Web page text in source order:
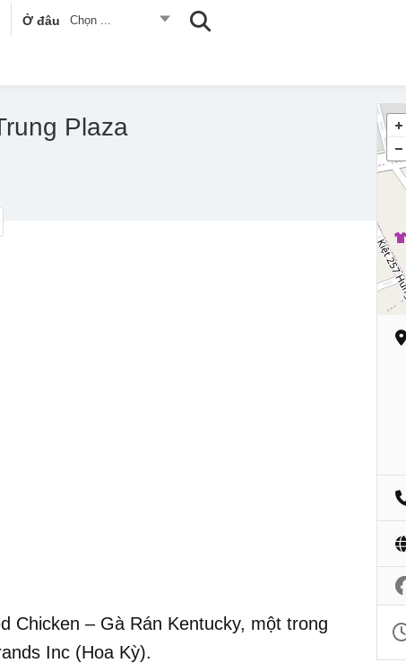
Ở đâu Chọn ...
Plaza
Chicken – Gà Rán Kentucky, một trong
Inc (Hoa Kỳ).